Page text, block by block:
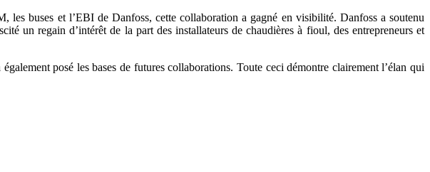
buses et l’EBI de Danfoss, cette collaboration a gagné en visibilité. Danfoss a soutenu
un regain d’intérêt de la part des installateurs de chaudières à fioul, des entrepreneurs et
posé les bases de futures collaborations. Toute ceci démontre clairement l’élan qui